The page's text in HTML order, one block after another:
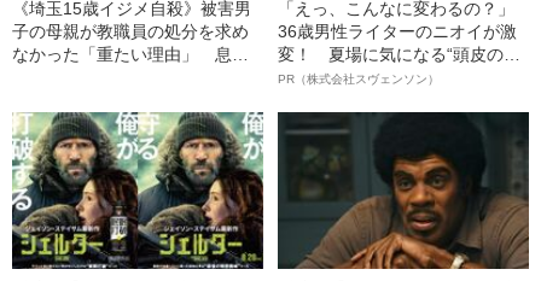
《埼玉15歳イジメ自殺》被害男
子の母親が教職員の処分を求め
なかった「重たい理由」 息子
「えっ、こんなに変わるの？」
36歳男性ライターのニオイが激
変！ 夏場に気になる“頭皮のニ
オイ”や“ベタつき”を解消す
ト”が生み出した徹底ケアとは
PR（株式会社スヴェンソン）